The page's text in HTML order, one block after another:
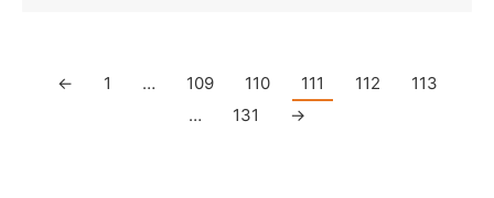
← 1 … 109 110 111 112
113
…
131 →